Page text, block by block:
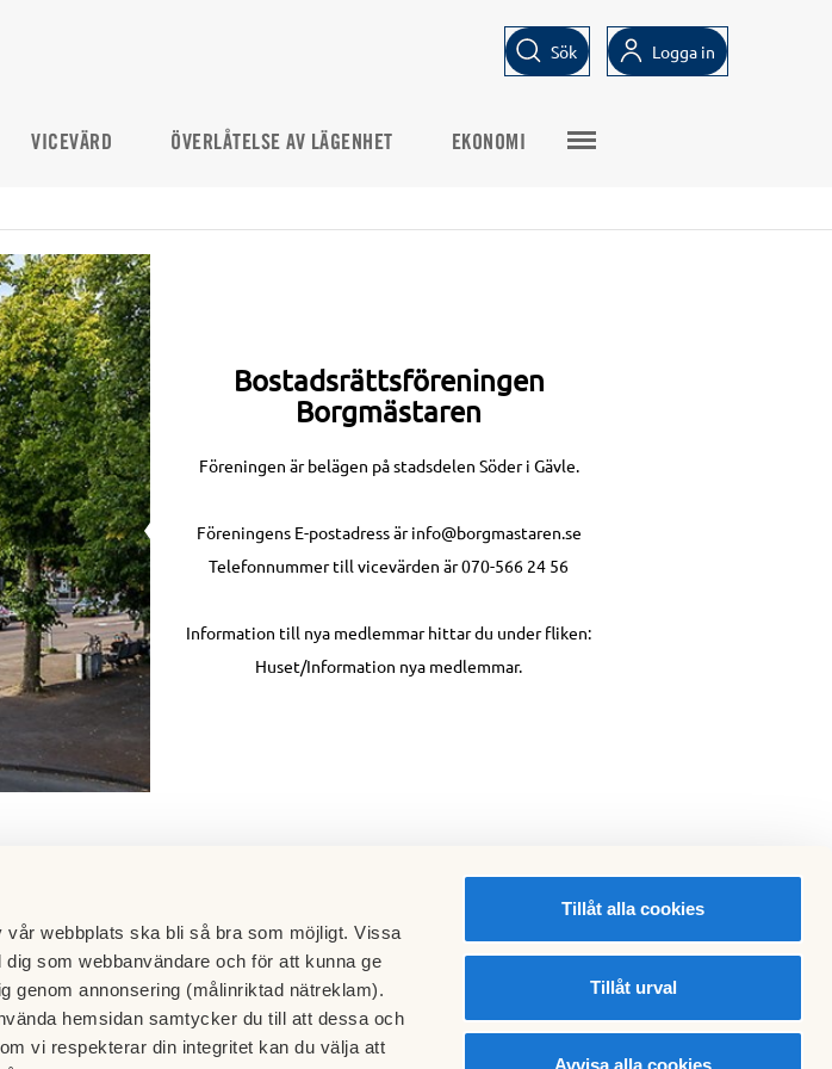
webbplats ska bli så bra som möjligt. Vissa
som webbanvändare och för att kunna ge
genom annonsering (målinriktad nätreklam).
hemsidan samtycker du till att dessa och
vi respekterar din integritet kan du välja att
Tillåt alla cookies
Tillåt urval
Avvisa alla cookies
Sök Logga in
VICEVÄRD ÖVERLÅTELSE AV LÄGENHET EKONOMI
Bostadsrättsföreningen
Borgmästaren
Föreningen är belägen på stadsdelen Söder i Gävle.
Föreningens E-postadress är info@borgmastaren.se
Telefonnummer till vicevärden är 070-566 24 56
Information till nya medlemmar hittar du under fliken:
Huset/Information nya medlemmar.